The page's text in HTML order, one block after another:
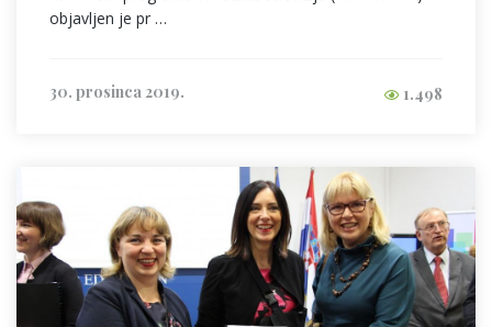
objavljen je pr …
30. prosinca 2019. 1.498